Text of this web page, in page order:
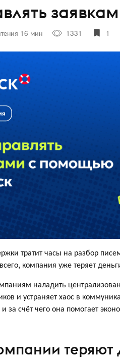
16 мин 1331 1
тратит часы на разбор
компания уже теряет
наладить
и устраняет хаос в
за счёт чего она помогает
теряют